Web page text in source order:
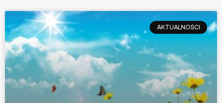
AKTUALNOŚCI